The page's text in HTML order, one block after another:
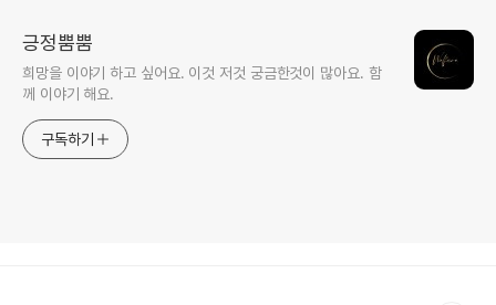
긍정뿜뿜
희망을 이야기 하고 싶어요. 이것 저것 궁금한것이 많아요. 함
께 이야기 해요.
구독하기